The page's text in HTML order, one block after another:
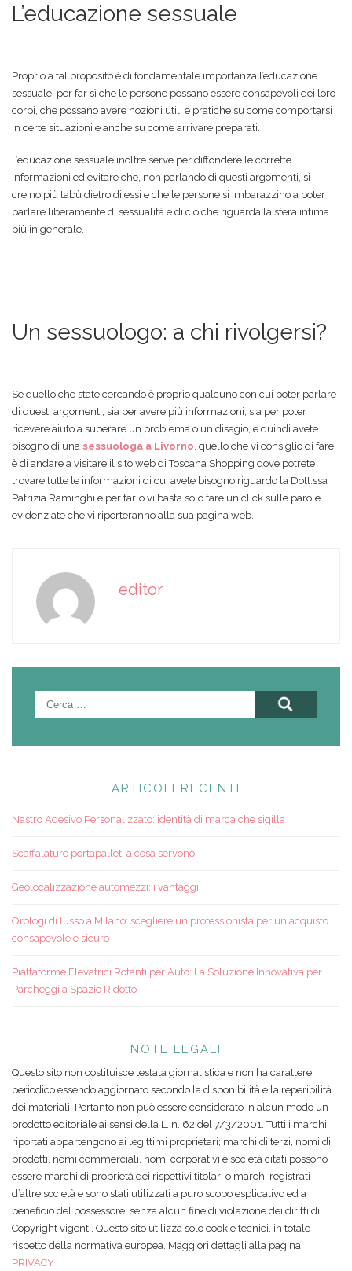
L’educazione sessuale
Proprio a tal proposito è di fondamentale importanza l’educazione
sessuale, per far sì che le persone possano essere consapevoli dei loro
corpi, che possano avere nozioni utili e pratiche su come comportarsi
in certe situazioni e anche su come arrivare preparati.
L’educazione sessuale inoltre serve per diffondere le corrette
informazioni ed evitare che, non parlando di questi argomenti, si
creino più tabù dietro di essi e che le persone si imbarazzino a poter
parlare liberamente di sessualità e di ciò che riguarda la sfera intima
più in generale.
Un sessuologo: a chi rivolgersi?
Se quello che state cercando è proprio qualcuno con cui poter parlare
di questi argomenti, sia per avere più informazioni, sia per poter
ricevere aiuto a superare un problema o un disagio, e quindi avete
bisogno di una sessuologa a Livorno , quello che vi consiglio di fare
è di andare a visitare il sito web di Toscana Shopping dove potrete
trovare tutte le informazioni di cui avete bisogno riguardo la Dott.ssa
Patrizia Raminghi e per farlo vi basta solo fare un click sulle parole
evidenziate che vi riporteranno alla sua pagina web.
editor
Ricerca
ARTICOLI RECENTI
Nastro Adesivo Personalizzato: identità di marca che sigilla
Scaffalature portapallet: a cosa servono
Geolocalizzazione automezzi: i vantaggi
Orologi di lusso a Milano: scegliere un professionista per un acquisto
consapevole e sicuro
Piattaforme Elevatrici Rotanti per Auto: La Soluzione Innovativa per
Parcheggi a Spazio Ridotto
NOTE LEGALI
Questo sito non costituisce testata giornalistica e non ha carattere
periodico essendo aggiornato secondo la disponibilità e la reperibilità
dei materiali. Pertanto non può essere considerato in alcun modo un
prodotto editoriale ai sensi della L. n. 62 del 7/3/2001. Tutti i marchi
riportati appartengono ai legittimi proprietari; marchi di terzi, nomi di
prodotti, nomi commerciali, nomi corporativi e società citati possono
essere marchi di proprietà dei rispettivi titolari o marchi registrati
d’altre società e sono stati utilizzati a puro scopo esplicativo ed a
beneficio del possessore, senza alcun fine di violazione dei diritti di
Copyright vigenti. Questo sito utilizza solo cookie tecnici, in totale
rispetto della normativa europea. Maggiori dettagli alla pagina:
PRIVACY